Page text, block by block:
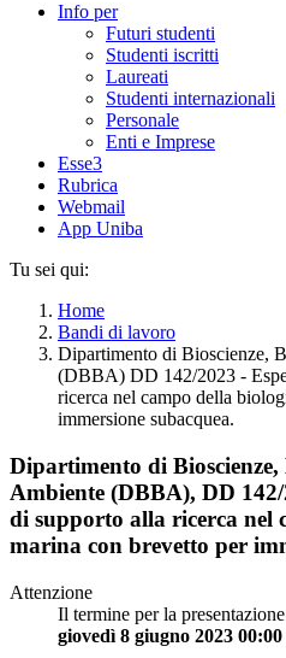
Info per
Futuri studenti
Studenti iscritti
Laureati
Studenti internazionali
Personale
Enti e Imprese
Esse3
Rubrica
Webmail
App Uniba
Tu sei qui:
Home
Bandi di lavoro
Dipartimento di Bioscienze,
(DBBA) DD 142/2023 -
ricerca nel campo della
immersione subacquea.
Dipartimento di Bioscienze,
Ambiente (DBBA), DD
di supporto alla ricerca nel
marina con brevetto per
Attenzione
Il termine per la
giovedì 8 giugno 2023 00:00